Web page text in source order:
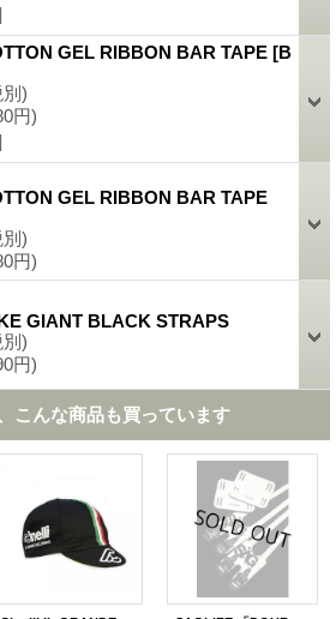
GEL RIBBON BAR TAPE [B
別)
円)
GEL RIBBON BAR TAPE
別)
円)
GIANT BLACK STRAPS
別)
円)
こんな商品も買っています